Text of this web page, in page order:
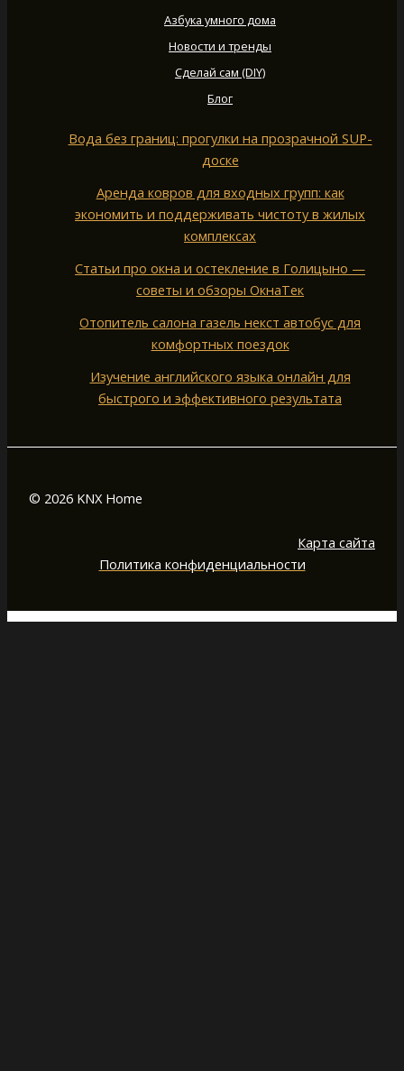
Азбука умного дома
Новости и тренды
Сделай сам (DIY)
Блог
Вода без границ: прогулки на прозрачной SUP-
доске
Аренда ковров для входных групп: как
экономить и поддерживать чистоту в жилых
комплексах
Статьи про окна и остекление в Голицыно —
советы и обзоры ОкнаТек
Отопитель салона газель некст автобус для
комфортных поездок
Изучение английского языка онлайн для
быстрого и эффективного результата
© 2026 KNX Home
Карта сайта
Политика конфиденциальности